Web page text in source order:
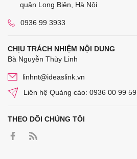
quận Long Biên, Hà Nội
0936 99 3933
CHỊU TRÁCH NHIỆM NỘI DUNG
Bà Nguyễn Thùy Linh
linhnt@ideaslink.vn
Liên hệ Quảng cáo: 0936 00 99 59
THEO DÕI CHÚNG TÔI